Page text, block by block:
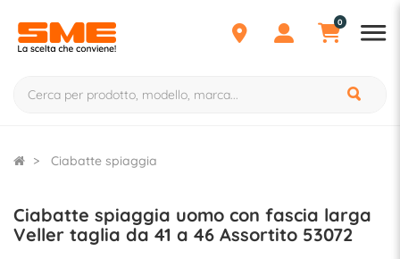
0
Ciabatte spiaggia
Ciabatte spiaggia uomo con fascia larga
Veller taglia da 41 a 46 Assortito 53072